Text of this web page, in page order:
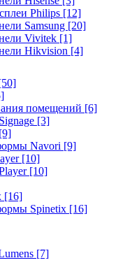
Philips [12]
Samsung [20]
Vivitek [1]
Hikvision [4]
помещений [6]
[3]
[9]
Navori [9]
[10]
[10]
[16]
Spinetix [16]
[7]